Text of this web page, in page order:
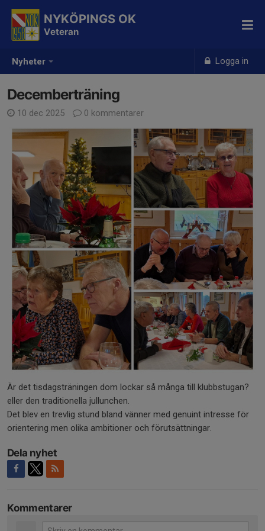
Nyheter Logga in
NYKÖPINGS OK
Veteran
Decemberträning
10 dec 2025 0 kommentarer
Är det tisdagsträningen dom lockar så många till klubbstugan?
eller den traditionella jullunchen.
Det blev en trevlig stund bland vänner med genuint intresse för
orientering men olika ambitioner och förutsättningar.
Dela nyhet
Kommentarer